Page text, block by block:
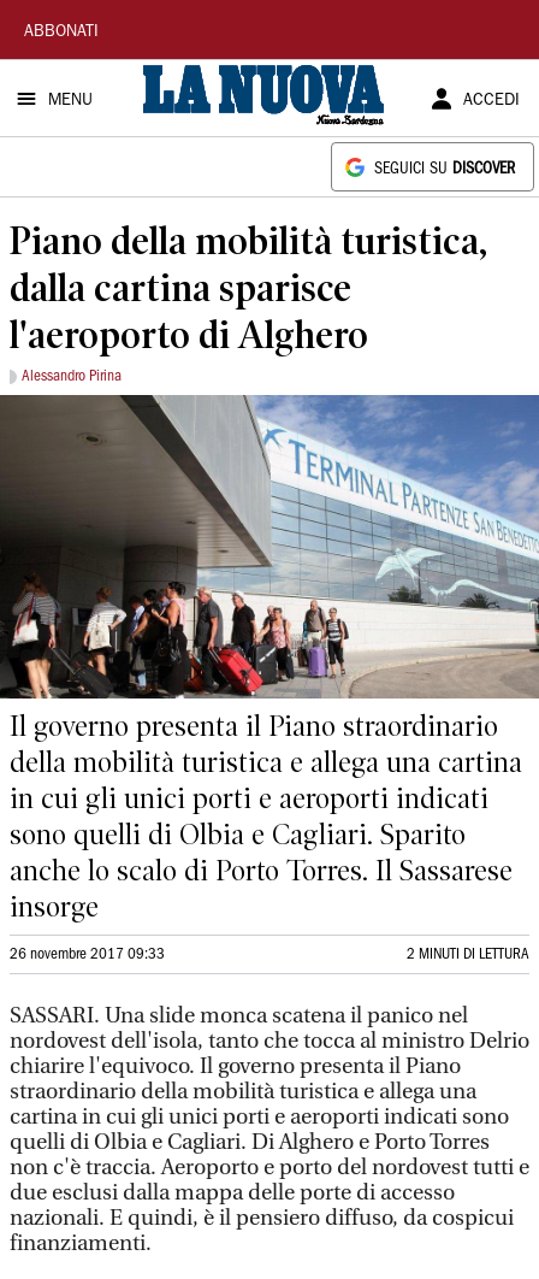
La
Nuova
Sardegna
ABBONATI
MENU ACCEDI
SEGUICI SU DISCOVER
Piano della mobilità turistica,
dalla cartina sparisce
l'aeroporto di Alghero
Alessandro Pirina
Il governo presenta il Piano straordinario
della mobilità turistica e allega una cartina
in cui gli unici porti e aeroporti indicati
sono quelli di Olbia e Cagliari. Sparito
anche lo scalo di Porto Torres. Il Sassarese
insorge
26 novembre 2017 09:33 2 MINUTI DI LETTURA
SASSARI. Una slide monca scatena il panico nel
nordovest dell'isola, tanto che tocca al ministro Delrio
chiarire l'equivoco. Il governo presenta il Piano
straordinario della mobilità turistica e allega una
cartina in cui gli unici porti e aeroporti indicati sono
quelli di Olbia e Cagliari. Di Alghero e Porto Torres
non c'è traccia. Aeroporto e porto del nordovest tutti e
due esclusi dalla mappa delle porte di accesso
nazionali. E quindi, è il pensiero diffuso, da cospicui
finanziamenti.